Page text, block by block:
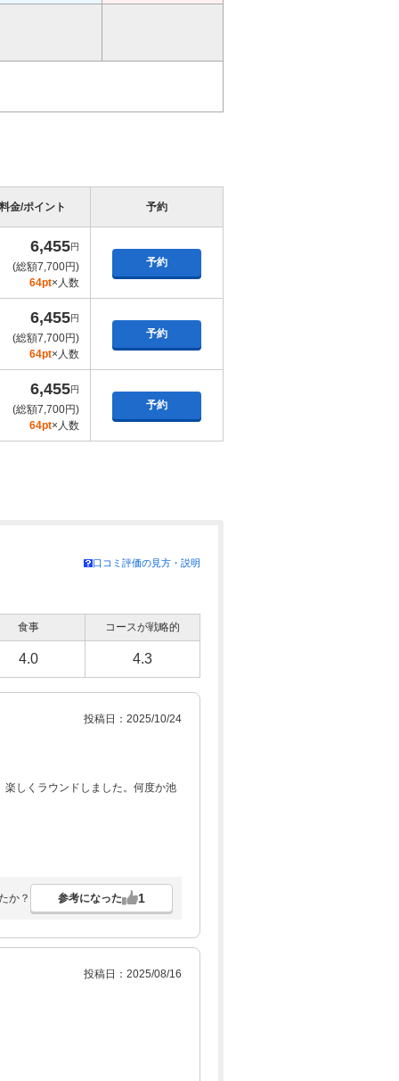
料金/ポイント 予約
6,455円
(総額7,700円)
64pt×人数
予約
6,455円
(総額7,700円)
64pt×人数
予約
6,455円
(総額7,700円)
64pt×人数
予約
口コミ評価の見方・説明
食事 コースが戦略的
4.0 4.3
投稿日：2025/10/24
しくラウンドしました。何度か池
か？ 参考になった 1
投稿日：2025/08/16